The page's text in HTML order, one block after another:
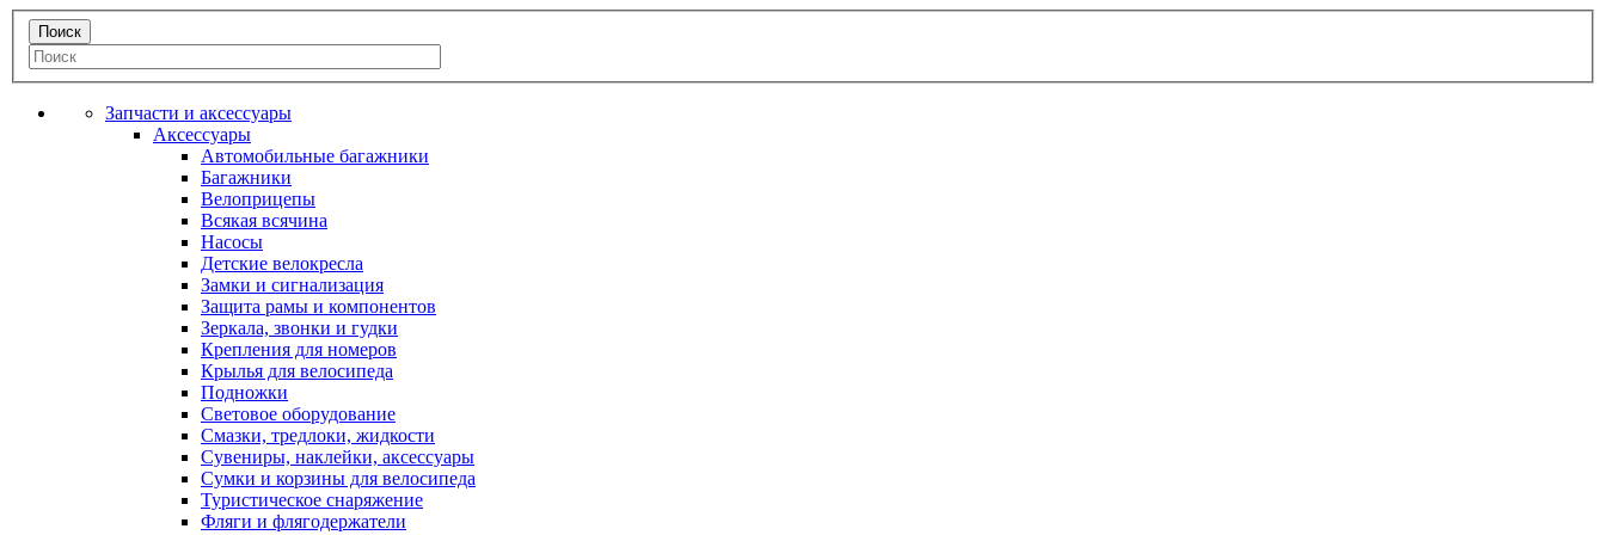
Запчасти и аксессуары
Аксессуары
Автомобильные багажники
Багажники
Велоприцепы
Всякая всячина
Насосы
Детские велокресла
Замки и сигнализация
Защита рамы и компонентов
Зеркала, звонки и гудки
Крепления для номеров
Крылья для велосипеда
Подножки
Световое оборудование
Смазки, тредлоки, жидкости
Сувениры, наклейки, аксессуары
Сумки и корзины для велосипеда
Туристическое снаряжение
Фляги и флягодержатели